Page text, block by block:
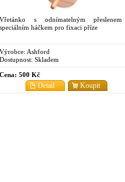
Vřetánko s odnímatelným
speciálním háčkem pro fixaci příze
Výrobce: Ashford
Dostupnost: Skladem
Cena: 500 Kč
Koupit
Detail